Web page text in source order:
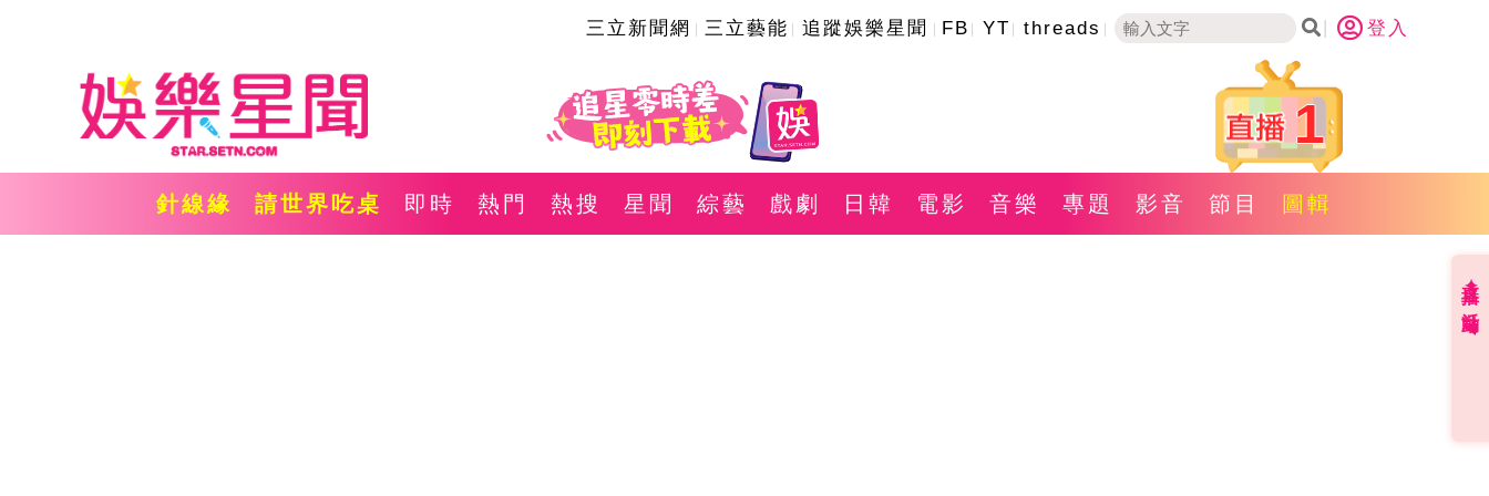
三立新聞網 三立藝能 追蹤娛樂星聞 FB YT threads 登入
1
針線緣 請世界吃桌 即時 熱門 熱搜 星聞 綜藝 戲劇 日韓 電影 音樂 專題 影音 節目 圖輯
直播✦活動